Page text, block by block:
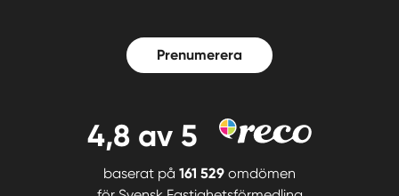
Prenumerera
4,8 av 5
baserat på 161 529 omdömen